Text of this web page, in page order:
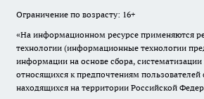
Ограничение по возрасту: 16+
«На информационном ресурсе применяются
технологии (информационные технологии
информации на основе сбора, систематизации
относящихся к предпочтениям пользователей
находящихся на территории Российской